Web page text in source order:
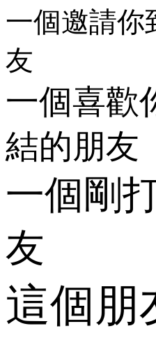
一個邀請你
友
一個喜歡
結的朋友
一個剛
友
這個朋